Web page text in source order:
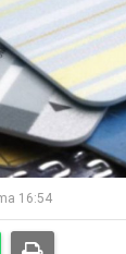
16:54